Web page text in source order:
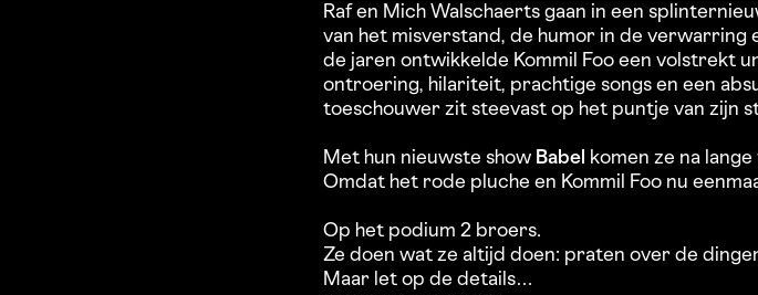
Raf en Mich Walschaerts gaan in een
van het misverstand, de humor in de verwarring
de jaren ontwikkelde Kommil Foo een volstrekt
ontroering, hilariteit, prachtige songs en een
toeschouwer zit steevast op het puntje van zijn
Met hun nieuwste show Babel
komen ze na
Omdat het rode pluche en Kommil Foo nu
Op het podium 2 broers.
Ze doen wat ze altijd doen: praten over de
Maar let op de details…